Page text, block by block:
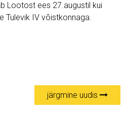
Lootost ees 27.augustil kui
Tulevik IV võistkonnaga.
järgmine uudis